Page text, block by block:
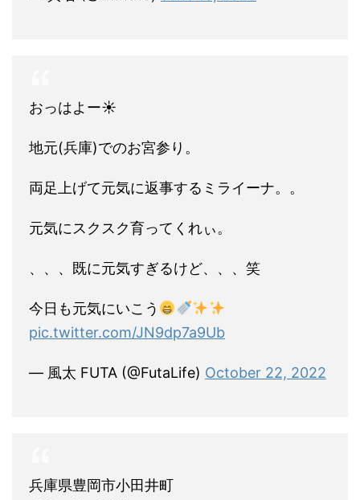
おっはよー☀︎
地元(兵庫)でのお宮参り。
両足上げて元気に返事するミライーナ。。
元気にスクスク育ってくれぃ。
、、、既に元気すぎるけど、、、笑
今日も元気にいこう
pic.twitter.com/JN9dp7a9Ub
— 風太 FUTA (@FutaLife) October 22, 2022
兵庫県豊岡市小田井町